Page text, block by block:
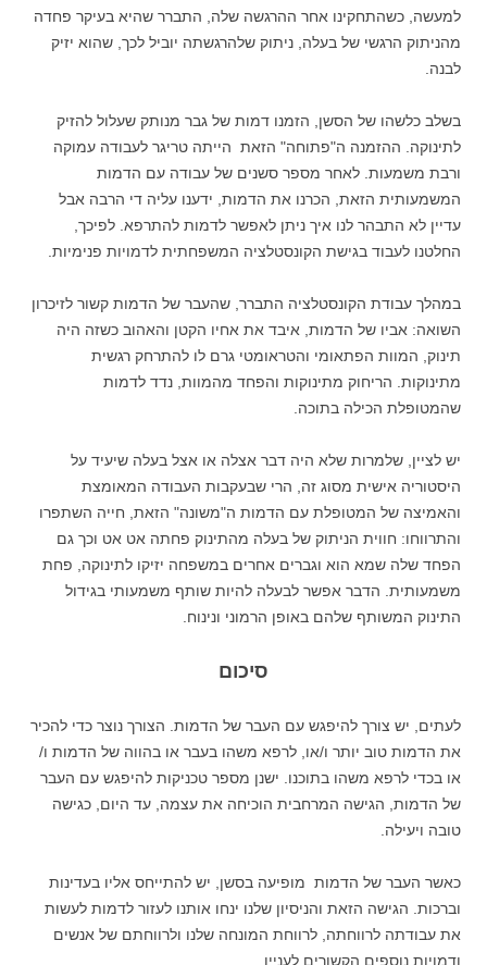
למעשה, כשהתחקינו אחר ההרגשה שלה, התברר שהיא בעיקר פחדה
מהניתוק הרגשי של בעלה, ניתוק שלהרגשתה יוביל לכך, שהוא יזיק
לבנה.
בשלב כלשהו של הסשן, הזמנו דמות של גבר מנותק שעלול להזיק
לתינוקה. ההזמנה ה"פתוחה" הזאת הייתה טריגר לעבודה עמוקה
ורבת משמעות. לאחר מספר סשנים של עבודה עם הדמות
המשמעותית הזאת, הכרנו את הדמות, ידענו עליה די הרבה אבל
עדיין לא התבהר לנו איך ניתן לאפשר לדמות להתרפא. לפיכך,
החלטנו לעבוד בגישת הקונסטלציה המשפחתית לדמויות פנימיות.
במהלך עבודת הקונסטלציה התברר, שהעבר של הדמות קשור לזיכרון
השואה: אביו של הדמות, איבד את אחיו הקטן והאהוב כשזה היה
תינוק, המוות הפתאומי והטראומטי גרם לו להתרחק רגשית
מתינוקות. הריחוק מתינוקות והפחד מהמוות, נדד לדמות
שהמטופלת הכילה בתוכה.
יש לציין, שלמרות שלא היה דבר אצלה או אצל בעלה שיעיד על
היסטוריה אישית מסוג זה, הרי שבעקבות העבודה המאומצת
והאמיצה של המטופלת עם הדמות ה"משונה" הזאת, חייה השתפרו
והתרווחו: חווית הניתוק של בעלה מהתינוק פחתה אט אט וכך גם
הפחד שלה שמא הוא וגברים אחרים במשפחה יזיקו לתינוקה, פחת
משמעותית. הדבר אפשר לבעלה להיות שותף משמעותי בגידול
התינוק המשותף שלהם באופן הרמוני ונינוח.
סיכום
לעתים, יש צורך להיפגש עם העבר של הדמות. הצורך נוצר כדי להכיר
את הדמות טוב יותר ו/או, לרפא משהו בעבר או בהווה של הדמות ו/
או בכדי לרפא משהו בתוכנו. ישנן מספר טכניקות להיפגש עם העבר
של הדמות, הגישה המרחבית הוכיחה את עצמה, עד היום, כגישה
טובה ויעילה.
כאשר העבר של הדמות מופיעה בסשן, יש להתייחס אליו בעדינות
וברכות. הגישה הזאת והניסיון שלנו ינחו אותנו לעזור לדמות לעשות
את עבודתה לרווחתה, לרווחת המונחה שלנו ולרווחתם של אנשים
ודמויות נוספים הקשורים לעניין.